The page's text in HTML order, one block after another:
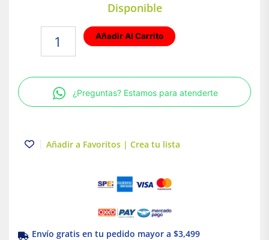
Disponible
Sobreponer
para
interior
50W
Añadir Al Carrito
¿Preguntas? Estamos para atenderte
Añadir a Favoritos | Crea tu lista
Envío gratis en tu pedido mayor a $3,499